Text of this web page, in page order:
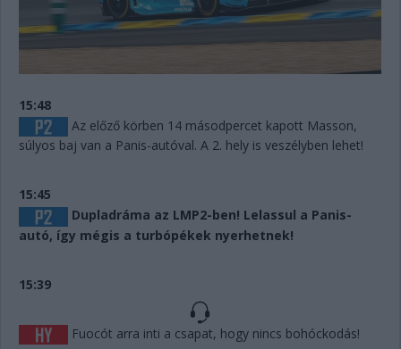
15:48
Az előző körben 14 másodpercet kapott Masson,
súlyos baj van a Panis-autóval. A 2. hely is veszélyben lehet!
15:45
Dupladráma az LMP2-ben! Lelassul a Panis-
autó, így mégis a turbópékek nyerhetnek!
15:39
Fuocót arra inti a csapat, hogy nincs bohóckodás!